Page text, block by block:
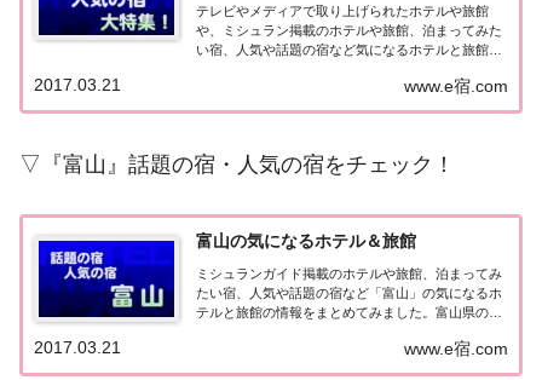
テレビやメディアで取り上げられたホテルや旅館
や、ミシュラン掲載のホテルや旅館、泊まってみた
い宿、人気や話題の宿など気になるホテルと旅館の
みてください♪気になる話題のホテル＆旅館北海
道・東北の宿北海道の宿 メディア（TV）掲載 開
www.e宿.com
2017.03.21
▽『富山』話題の宿・人気の宿をチェック！
富山の気になるホテル＆旅館
ミシュランガイド掲載のホテルや旅館、泊まってみ
たい宿、人気や話題の宿など「富山」の気になるホ
テルと旅館の情報をまとめてみました。富山県の気
や旅館▽【旅サラダ】ゲストの旅 ～ 現代アートで
飾られたホテル『リバーリトリート雅樂倶』（202...
www.e宿.com
2017.03.21